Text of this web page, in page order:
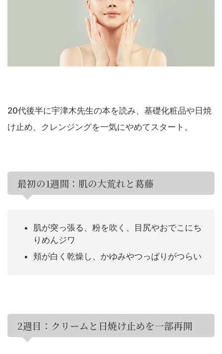
20代後半に宇津木先生の本を読み、基礎化粧品や日焼
け止め、クレンジングを一気にやめてスタート。
最初の1週間：肌の大荒れと葛藤
肌が突っ張る、粉を吹く、目尻やおでこにち
りめんジワ
頬が白く乾燥し、かゆみやつっぱりがつらい
2週目：クリームと日焼け止めを一部再開